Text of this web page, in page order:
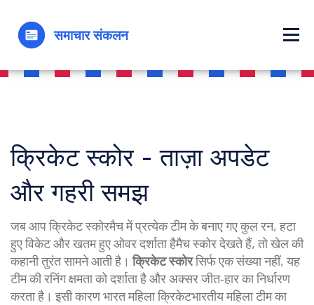
क्रिकेट स्कोर - ताज़ा अपडेट
और गहरी समझ
जब आपक्रिकेट स्कोरमैच में प्रत्येक टीम के बनाए गए कुल रन, हटा
हुए विकेट और खतम हुए ओवर दर्शाता हैमैच स्कोरदेखते हैं, तो खेल की
कहानी तुरंत सामने आती है।क्रिकेट स्कोरसिर्फ एक संख्या नहीं, यह
टीम की रनिंग क्षमता को दर्शाता है और अक्सर जीत‑हार का निर्धारण
करता है। इसी कारणभारत महिला क्रिकेटभारतीय महिला टीम का